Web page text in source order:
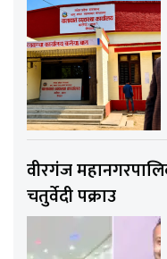
वीरगंज
चतुर्वेदी पक्राउ